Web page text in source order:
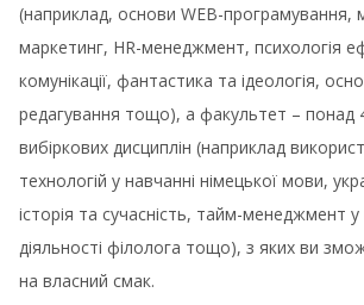
(наприклад, основи WEB-програмування,
маркетинг, HR-менеджмент, психологія
комунікації, фантастика та ідеологія,
редагування тощо), а факультет – понад
вибіркових дисциплін (наприклад
технологій у навчанні німецької мови,
історія та сучасність, тайм-менеджмент у
діяльності філолога тощо), з яких ви
на власний смак.